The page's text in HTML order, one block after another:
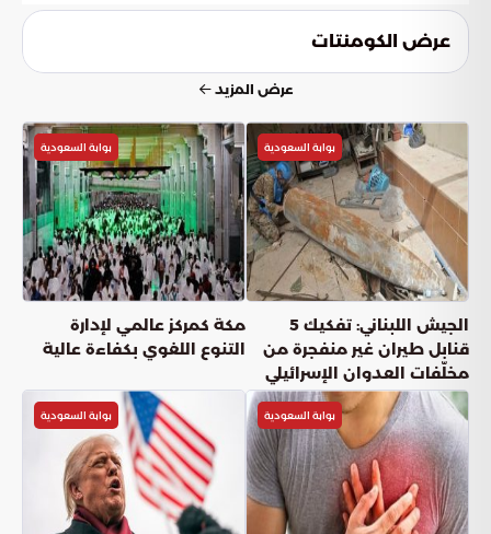
تهدف السلطات إلى التأكيد على أن تكاتف الوعي المجتمعي مع
بالنظام، لضمان تجربة إيمانية آمنة.
عرض الكومنتات
عرض المزيد
بوابة السعودية
الجيش اللبناني: تفكيك 5
قنابل طيران غير منفجرة من
مخلّفات العدوان الإسرائيلي
بوابة السعودية
مكة كمركز عالمي لإدارة
التنوع اللغوي بكفاءة عالية
بوابة السعودية بوابة السعودية